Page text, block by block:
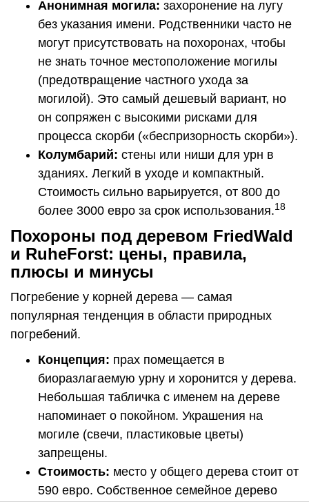
Анонимная могила: захоронение на лугу
без указания имени. Родственники часто не
могут присутствовать на похоронах, чтобы
не знать точное местоположение могилы
(предотвращение частного ухода за
могилой). Это самый дешевый вариант, но
он сопряжен с высокими рисками для
процесса скорби («беспризорность скорби»).
Колумбарий: стены или ниши для урн в
зданиях. Легкий в уходе и компактный.
Стоимость сильно варьируется, от 800 до
более 3000 евро за срок использования.18
Похороны под деревом FriedWald
и RuheForst: цены, правила,
плюсы и минусы
Погребение у корней дерева — самая
популярная тенденция в области природных
погребений.
Концепция: прах помещается в
биоразлагаемую урну и хоронится у дерева.
Небольшая табличка с именем на дереве
напоминает о покойном. Украшения на
могиле (свечи, пластиковые цветы)
запрещены.
Стоимость: место у общего дерева стоит от
590 евро. Собственное семейное дерево